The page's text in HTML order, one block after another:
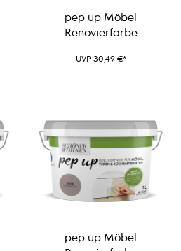
pep up Möbel
Renovierfarbe
UVP 30,49 €*
pep up Möbel